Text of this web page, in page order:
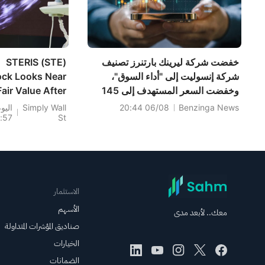
خفضت شركة ليرينك بارتنرز تصنيف
شركة إنسوليت إلى "أداء السوق"،
وخفضت السعر المستهدف إلى 145
دولارًا.
Benzinga News
06/08 20:44
STERIS (STE)
Looks Near
Value After
$600 Million
Expansion
Simply Wall
St
معك.. لأبعد مدى
الاستثمار
الأسهم
صناديق المؤشرات المتداولة
الخيارات
الضمانات